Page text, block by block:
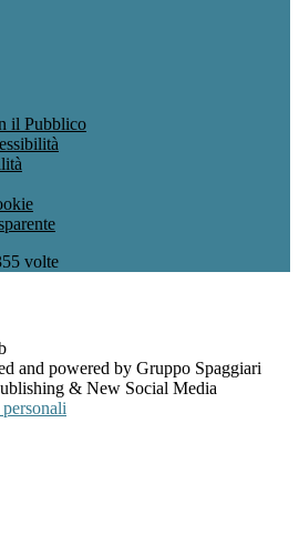
il Pubblico
volte
and powered by Gruppo Spaggiari
& New Social Media